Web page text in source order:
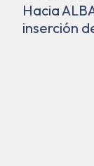
Hacia
inserción